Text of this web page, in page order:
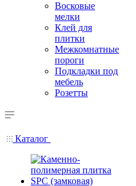
Восковые
мелки
Клей для
плитки
Межкомнатные
пороги
Подкладки под
мебель
Розетты
Каталог